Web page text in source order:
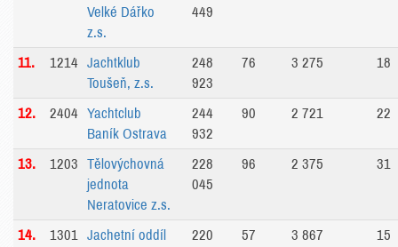
Velké Dářko
z.s.
449
11. 1214 Jachtklub
Toušeň, z.s.
248
923
76 3 275 18
12. 2404 Yachtclub
Baník Ostrava
244
932
90 2 721 22
13. 1203
Tělovýchovná
jednota
Neratovice z.s.
228
045
96 2 375 31
14. 1301
Jachetní oddíl
220
57 3 867 15